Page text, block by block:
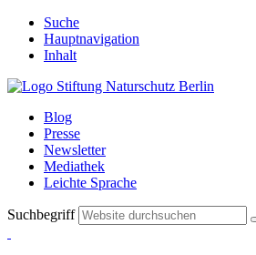
Suche
Hauptnavigation
Inhalt
Blog
Presse
Newsletter
Mediathek
Leichte Sprache
Suchbegriff